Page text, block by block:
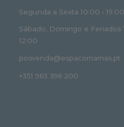
Segunda a Sexta 10:00 › 19:00
Sábado, Domingo e Feriados
12:00
posvenda@espacomamas.pt
+351 963 396 200